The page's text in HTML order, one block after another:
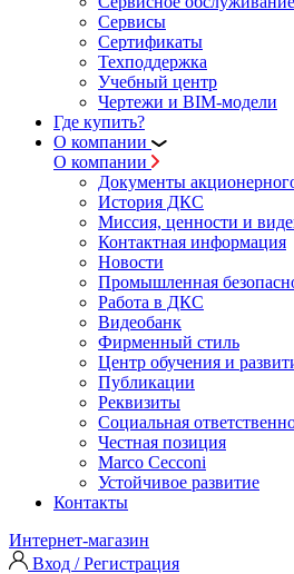
Сервисы
Сертификаты
Техподдержка
Учебный центр
Чертежи и BIM-модели
Где купить?
О компании
О компании
Документы
История ДКС
Миссия, ценности и
Контактная информация
Новости
Промышленная
Работа в ДКС
Видеобанк
Фирменный стиль
Центр обучения и
Публикации
Реквизиты
Социальная
Честная позиция
Marco Cecconi
Устойчивое развитие
Контакты
Интернет-магазин
Вход / Регистрация